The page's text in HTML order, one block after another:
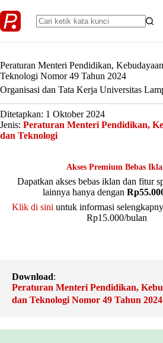
to
content
Peraturan Menteri Pendidikan,
Teknologi Nomor 49 Tahun 2024
Organisasi dan Tata Kerja Universitas
Ditetapkan: 1 Oktober 2024
Jenis: Peraturan Menteri Pendidikan,
dan Teknologi
Akses Premium Bebas
Dapatkan akses bebas iklan dan fitur
lainnya hanya dengan
Klik di sini untuk informasi
Rp15.000/bulan
Download:
Peraturan Menteri Pendidikan,
dan Teknologi Nomor 49 Tahun 2024